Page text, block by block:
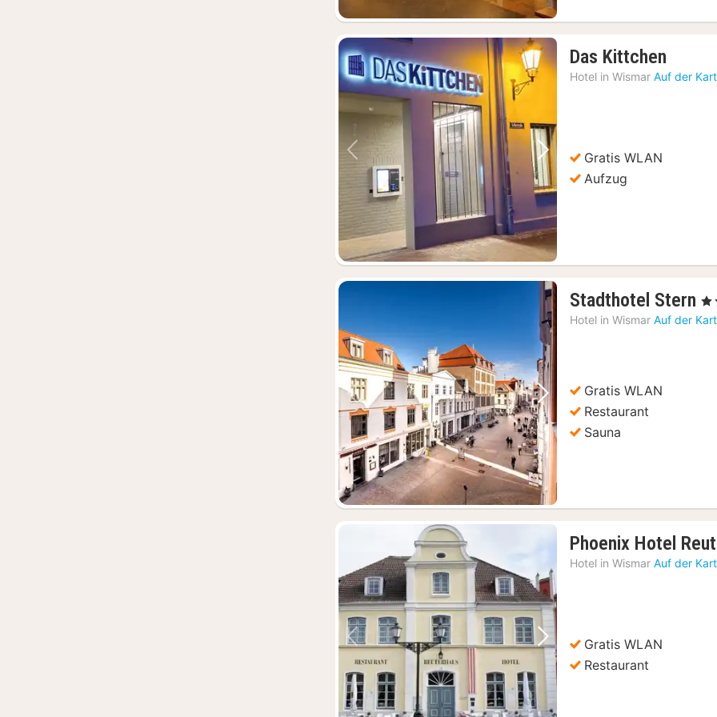
Vorheriges Bild Nächstes Bild
Das Kittchen
Nacht
Hotel in Wismar Auf der
Gratis WLAN
Aufzug
Vorheriges Bild Nächstes Bild
Stadthotel Stern 1
, 4
Hotel in Wismar Auf der
Gratis WLAN
Restaurant
Sauna
Vorheriges Bild Nächstes Bild
Phoenix Hotel
Hotel in Wismar Auf der
Gratis WLAN
Restaurant